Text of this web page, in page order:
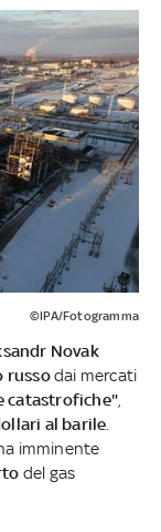
©IPA/Fotogramma
Novak
russodai mercati
catastrofiche"
al barile
imminente
del gas